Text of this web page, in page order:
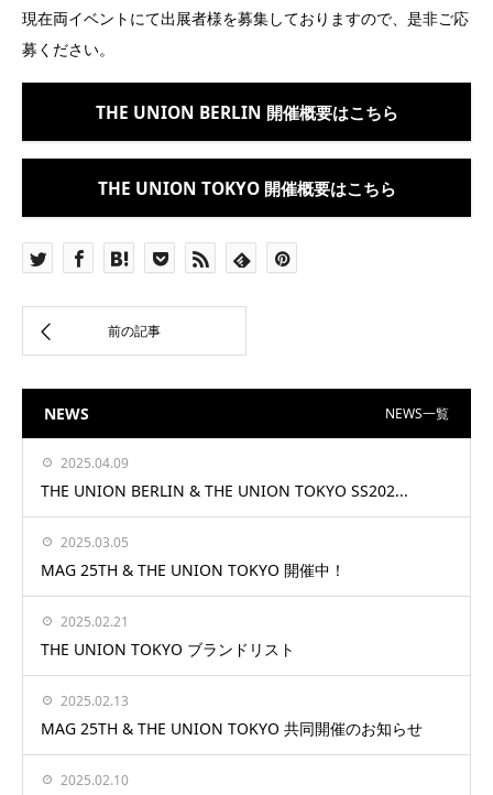
現在両イベントにて出展者様を募集しておりますので、是非ご応
募ください。
THE UNION BERLIN 開催概要はこちら
THE UNION TOKYO 開催概要はこちら
NEWS NEWS一覧
2025.04.09
THE UNION BERLIN & THE UNION TOKYO SS202...
2025.03.05
MAG 25TH & THE UNION TOKYO 開催中！
2025.02.21
THE UNION TOKYO ブランドリスト
2025.02.13
MAG 25TH & THE UNION TOKYO 共同開催のお知らせ
2025.02.10